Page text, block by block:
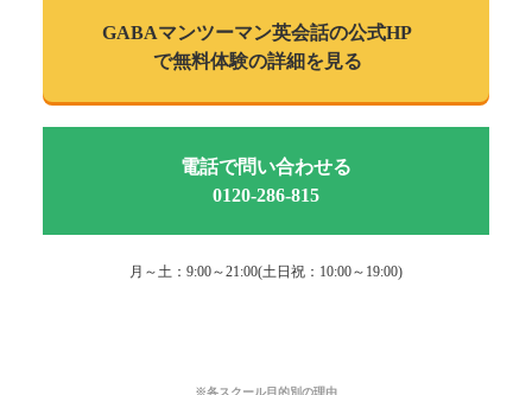
GABAマンツーマン英会話の公式HP
で無料体験の詳細を見る
電話で問い合わせる
0120-286-815
月～土：9:00～21:00(土日祝：10:00～19:00)
※各スクール目的別の理由